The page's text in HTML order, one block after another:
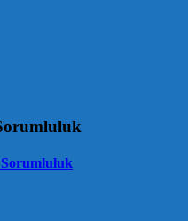
Sorumluluk